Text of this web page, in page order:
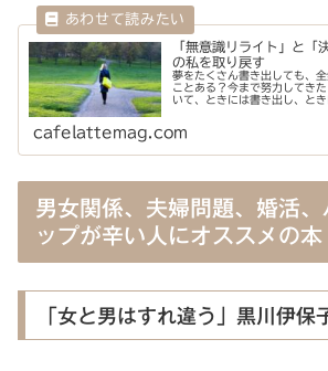
「無意識リライト」と「
の私を取り戻す
夢をたくさん書き出しても、
ことある？今まで努力してき
いて、ときには書き出し、と
cafelattemag.com
男女関係、夫婦問題、婚活
ップが辛い人にオススメの本
「女と男はすれ違う」黒川伊保